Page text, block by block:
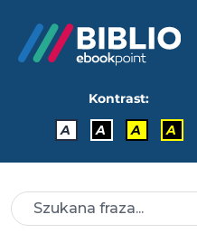
Kontrast:
A
A A A